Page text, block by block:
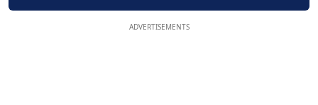
ADVERTISEMENTS